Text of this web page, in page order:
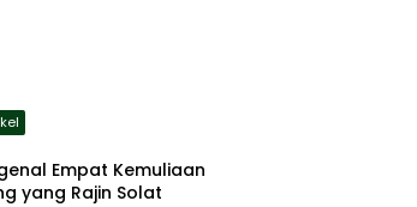
Empat Kemuliaan
yang Rajin Solat